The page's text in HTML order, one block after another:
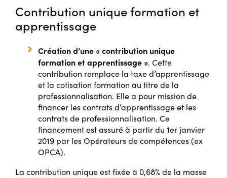
Contribution unique formation et
apprentissage
Création d’une « contribution unique
formation et apprentissage ». Cette
contribution remplace la taxe d’apprentissage
et la cotisation formation au titre de la
professionnalisation. Elle a pour mission de
financer les contrats d’apprentissage et les
contrats de professionnalisation. Ce
financement est assuré à partir du 1er janvier
2019 par les Opérateurs de compétences (ex
OPCA).
La contribution unique est fixée à 0,68% de la masse